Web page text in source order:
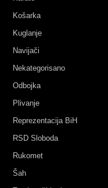
Košarka
Kuglanje
Navijači
Nekategorisano
Odbojka
Plivanje
Reprezentacija BiH
RSD Sloboda
Rukomet
Šah